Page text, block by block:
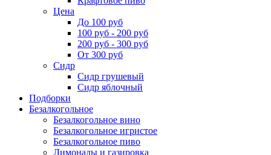
Цена
До 100 руб
100 руб - 200 руб
200 руб - 300 руб
От 300 руб
Сидр
Сидр грушевый
Сидр яблочный
Подборки
Безалкогольное
Безалкогольное вино
Безалкогольное игристое
Безалкогольное пиво
Лимонады и газировка